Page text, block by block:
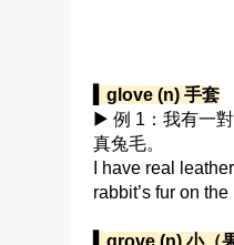
▍glove (n) 手套
▶ 例 1：我有一
真兔毛。
I have real leather
rabbit’s fur on
▍grove (n) 小（